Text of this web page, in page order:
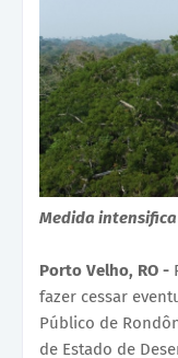
Medida
Porto Velho, RO -
fazer cessar
Público de
de Estado de